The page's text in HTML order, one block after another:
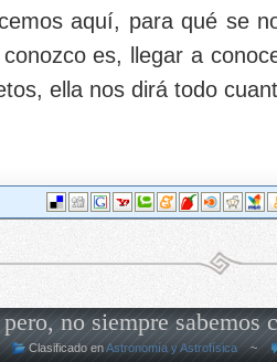
aquí, para qué se
es, llegar a
ella nos dirá todo
no siempre sabemos
~ Clasificado enAstronomía y Astrofísica ~